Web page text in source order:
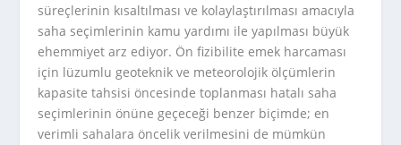
süreçlerinin kısaltılması ve kolaylaştırılması amacıyla
saha seçimlerinin kamu yardımı ile yapılması büyük
ehemmiyet arz ediyor. Ön fizibilite emek harcaması
için lüzumlu geoteknik ve meteorolojik ölçümlerin
kapasite tahsisi öncesinde toplanması hatalı saha
seçimlerinin önüne geçeceği benzer biçimde; en
verimli sahalara öncelik verilmesini de mümkün